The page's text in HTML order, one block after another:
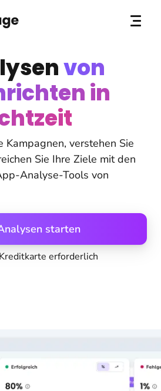
von
in
Kampagnen, verstehen Sie
Sie Ihre Ziele mit den
Analyse-Tools von
starten
erforderlich